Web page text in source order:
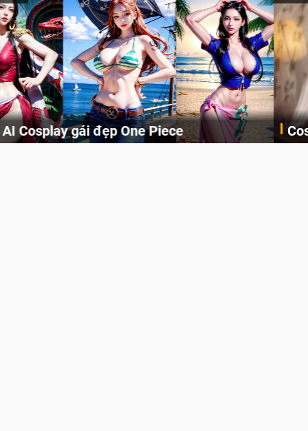
Cosplay Xiangling siêu cute